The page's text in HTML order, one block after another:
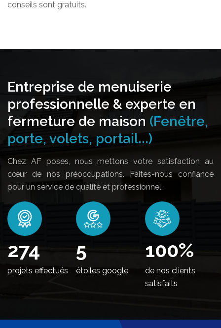
conseils sont gratuits.
Entreprise de menuiserie
professionnelle & experte en
fermeture de maison (Fenêtre,
porte, volets, portail...)
Chez AF poses, nous mettons votre satisfaction au
cœur de nos préoccupations. Faites-nous confiance
pour un service de qualité et professionnel.
326
projets effectués
5
étoiles google
100%
de nos clients
satisfaits